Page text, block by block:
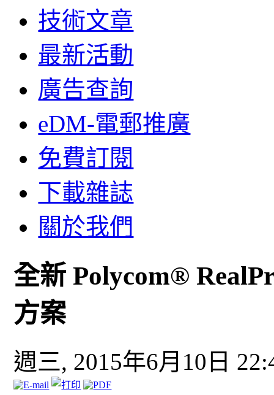
技術文章
最新活動
廣告查詢
eDM-電郵推廣
免費訂閱
下載雜誌
關於我們
全新 Polycom®
方案
週三, 2015年6月10日